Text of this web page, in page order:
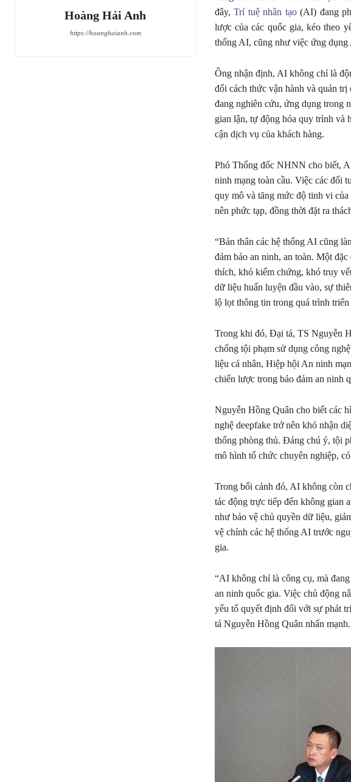
Hoàng Hải Anh
https://hoanghaianh.com
đây,Trí tuệ nhân tạo(AI) đang
lược của các quốc gia, kéo theo
thống AI, cũng như việc ứng dụng
Ông nhận định, AI không chỉ là
đổi cách thức vận hành và quản
đang nghiên cứu, ứng dụng trong
gian lận, tự động hóa quy trình và
cận dịch vụ của khách hàng.
Phó Thống đốc NHNN cho biết,
ninh mạng toàn cầu. Việc các đối
quy mô và tăng mức độ tinh vi
nên phức tạp, đồng thời đặt ra
“Bản thân các hệ thống AI cũng
đảm bảo an ninh, an toàn. Một
thích, khó kiểm chứng, khó truy
dữ liệu huấn luyện đầu vào, sự
lộ lọt thông tin trong quá trình
Trong khi đó, Đại tá, TS Nguyễn
chống tội phạm sử dụng công
liệu cá nhân, Hiệp hội An ninh
chiến lược trong bảo đảm an ninh
Nguyễn Hồng Quân cho biết các
nghệ deepfake trở nên khó nhận
thống phòng thủ. Đáng chú ý, tội
mô hình tổ chức chuyên nghiệp,
Trong bối cảnh đó, AI không còn
tác động trực tiếp đến không gian
như bảo vệ chủ quyền dữ liệu,
vệ chính các hệ thống AI trước
gia.
“AI không chỉ là công cụ, mà
an ninh quốc gia. Việc chủ động
yếu tố quyết định đối với sự phát
tá Nguyễn Hồng Quân nhấn mạnh.